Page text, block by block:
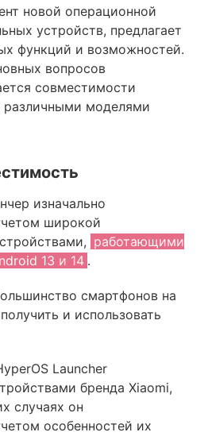
новой операционной
устройств, предлагает
функций и возможностей.
вопросов
совместимости
различными моделями
изначально
широкой
работающими
13 и 14 .
смартфонов на
и использовать
Launcher
бренда Xiaomi,
случаях он
особенностей их